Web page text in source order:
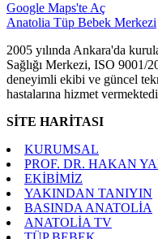
Google Maps'te Aç
Anatolia Tüp Bebek Merkezi
2005 yılında Ankara'da
Sağlığı Merkezi, ISO 9001/
deneyimli ekibi ve güncel
hastalarına hizmet
SİTE HARİTASI
KURUMSAL
PROF. DR. HAKAN
EKİBİMİZ
YAKINDAN TANIYIN
BASINDA ANATOLİA
ANATOLİA TV